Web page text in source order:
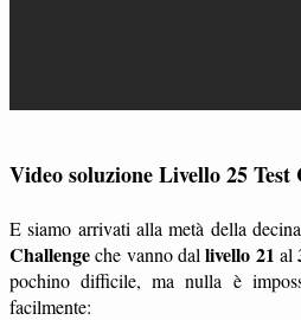
Video soluzione Livello 25
E siamo arrivati alla metà della
Challengeche vanno dallivello 21 al
pochino difficile, ma nulla è
facilmente: